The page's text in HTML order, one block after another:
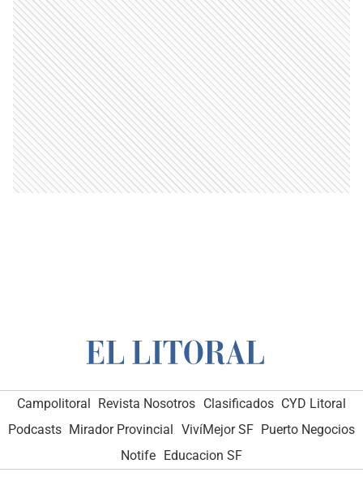
Campolitoral Revista Nosotros Clasificados CYD Litoral
Podcasts Mirador Provincial VivíMejor SF Puerto Negocios
Notife Educacion SF